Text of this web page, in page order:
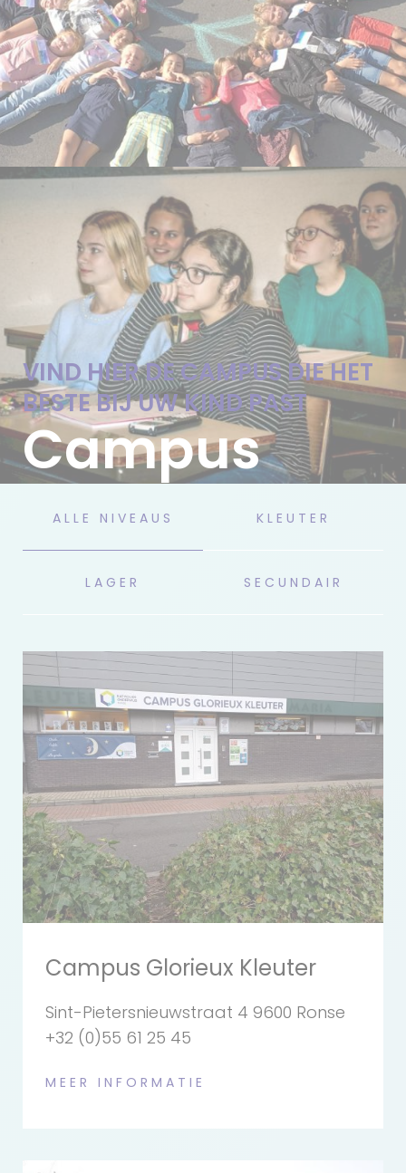
VIND HIER DE CAMPUS DIE HET
BESTE BIJ UW KIND PAST
ALLE NIVEAUS KLEUTER
LAGER SECUNDAIR
Campus Glorieux Kleuter
Sint-Pietersnieuwstraat 4 9600 Ronse
+32 (0)55 61 25 45
MEER INFORMATIE